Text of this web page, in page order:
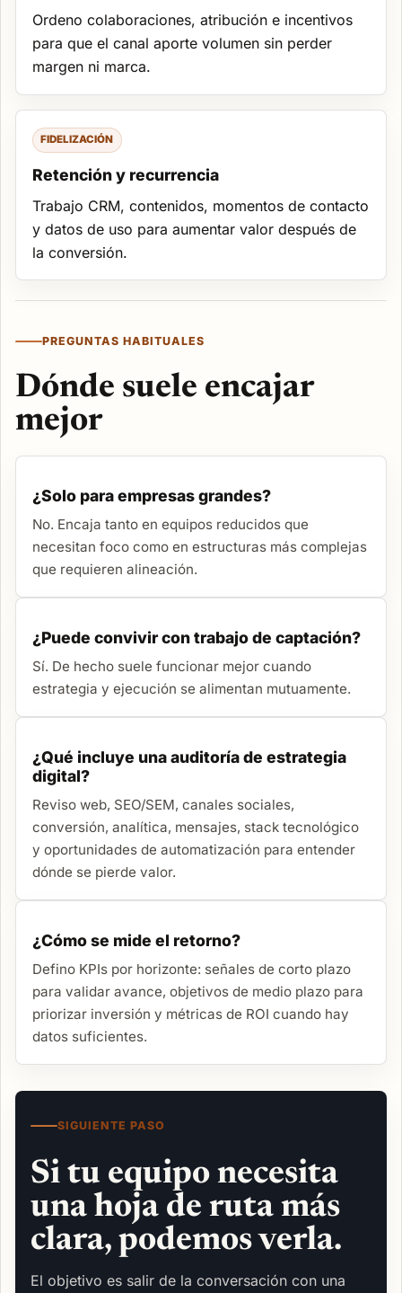
Ordeno colaboraciones, atribución e incentivos
para que el canal aporte volumen sin perder
margen ni marca.
FIDELIZACIÓN
Retención y recurrencia
Trabajo CRM, contenidos, momentos de contacto
y datos de uso para aumentar valor después de
la conversión.
PREGUNTAS HABITUALES
Dónde suele encajar
mejor
¿Solo para empresas grandes?
No. Encaja tanto en equipos reducidos que
necesitan foco como en estructuras más complejas
que requieren alineación.
¿Puede convivir con trabajo de captación?
Sí. De hecho suele funcionar mejor cuando
estrategia y ejecución se alimentan mutuamente.
¿Qué incluye una auditoría de estrategia
digital?
Reviso web, SEO/SEM, canales sociales,
conversión, analítica, mensajes, stack tecnológico
y oportunidades de automatización para entender
dónde se pierde valor.
¿Cómo se mide el retorno?
Defino KPIs por horizonte: señales de corto plazo
para validar avance, objetivos de medio plazo para
priorizar inversión y métricas de ROI cuando hay
datos suficientes.
SIGUIENTE PASO
Si tu equipo necesita
una hoja de ruta más
clara, podemos verla.
El objetivo es salir de la conversación con una